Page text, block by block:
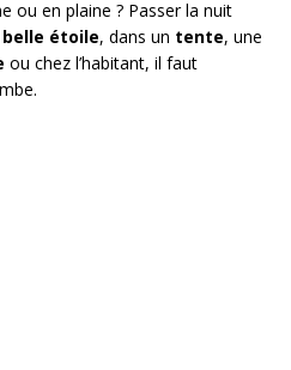
ou en plaine ? Passer la nuit
belle étoile, dans un tente, une
ou chez l’habitant, il faut